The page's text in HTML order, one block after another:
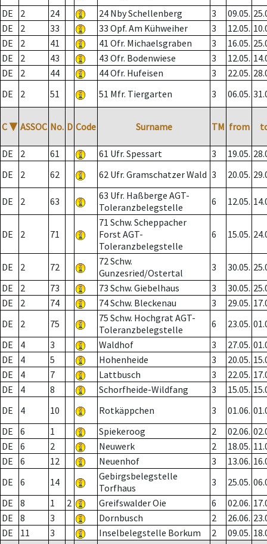
DE
2 24 24 Nby Schellenberg 3 09.05.
DE
2 33 33 Opf. Am Kühweiher 3 12.05.
DE
2 41 41 Ofr. Michaelsgraben 3 16.05.
DE
2 43 43 Ofr. Bodenwiese 3 12.05.
DE
2 44 44 Ofr. Hufeisen 3 22.05.
DE
2 51 51 Mfr. Tiergarten 3 06.05.
C ▼ ASSOC No. D Code Surname TM from
DE 2 61 61 Ufr. Spessart 3 19.05.
DE
2 62 62 Ufr. Gramschatzer Wald 3 20.05.
DE 2 63
63 Ufr. Haßberge AGT-
Toleranzbelegstelle
6 12.05.
DE 2 71
71 Schw. Scheppacher
Forst AGT-
Toleranzbelegstelle
6 15.05.
DE 2 72
72 Schw.
Gunzesried/Ostertal
3 30.05.
DE
2 73 73 Schw. Giebelhaus 3 30.05.
DE
2 74 74 Schw. Bleckenau 3 29.05.
DE
2 75
75 Schw. Hochgrat AGT-
Toleranzbelegstelle
6 23.05.
DE
4 3 Waldhof 3 27.05.
DE
4 5 Hohenheide 3 20.05.
DE
4 7 Lattbusch 3 22.05.
DE
4 8 Schorfheide-Wildfang 3 15.05.
DE
4 10 Rotkäppchen 3 01.06.
DE
6 1 Spiekeroog 2 02.06.
DE
6 2 Neuwerk 2 18.05.
DE
6 12 Neuenhof 3 13.06.
DE
6 14
Gebirgsbelegstelle
Torfhaus
3 25.05.
DE
8 1 2 Greifswalder Oie 6 02.06.
DE
8 3 Dornbusch 2 26.06.
DE
11 3 Inselbelegstelle Borkum 2 09.05.